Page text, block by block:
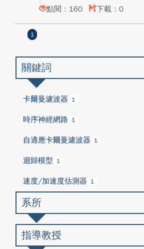
點閱：160
下載：0
1
關鍵詞
卡爾曼濾波器 1
時序神經網路 1
自適應卡爾曼濾波器 1
迴歸模型 1
速度/加速度估測器 1
系所
指導教授